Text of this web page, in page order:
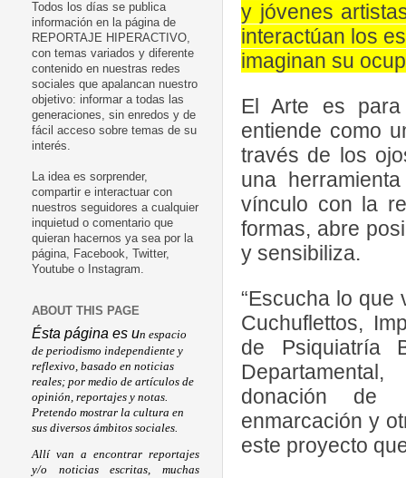
y jóvenes
interactúan los
imaginan su
El Arte es
entiende como
través de los
una
vínculo con la
formas, abre
y sensibiliza.
“Escucha lo que
Cuchuflettos,
de Psiquiatría
donación de
enmarcación y
este proyecto
Todos los días se publica
información en la página de
REPORTAJE HIPERACTIVO,
con temas variados y diferente
contenido en nuestras redes
sociales que apalancan nuestro
objetivo: informar a todas las
generaciones, sin enredos y de
fácil acceso sobre temas de su
interés.
La idea es sorprender,
compartir e interactuar con
nuestros seguidores a cualquier
inquietud o comentario que
quieran hacernos ya sea por la
página, Facebook, Twitter,
Youtube o Instagram.
ABOUT THIS PAGE
Ésta página es un espacio
de periodismo independiente y
reflexivo, basado en noticias
reales; por medio de artículos de
opinión, reportajes y notas.
Pretendo mostrar la cultura en
sus diversos ámbitos sociales.
Allí van a encontrar reportajes
y/o noticias escritas, muchas